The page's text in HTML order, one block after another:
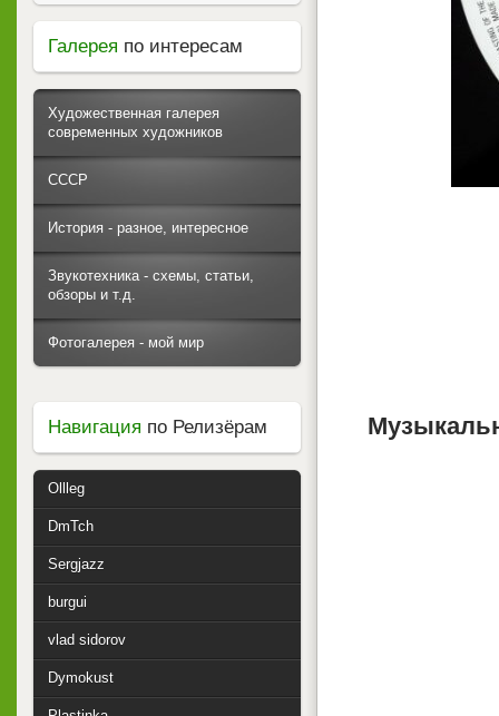
Галерея по интересам
Художественная галерея
современных художников
СССР
История - разное, интересное
Звукотехника - схемы, статьи,
обзоры и т.д.
Фотогалерея - мой мир
Навигация по Релизёрам
Ollleg
DmTch
Sergjazz
burgui
vlad sidorov
Dymokust